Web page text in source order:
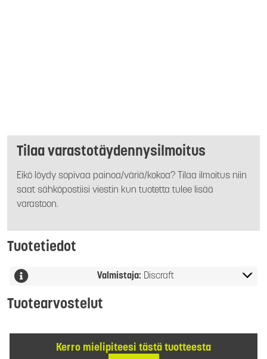
Tilaa varastotäydennysilmoitus
Eikö löydy sopivaa painoa/väriä/kokoa? Tilaa ilmoitus niin
saat sähköpostiisi viestin kun tuotetta tulee lisää
varastoon.
Tuotetiedot
Valmistaja: Discraft
Tuotearvostelut
Kerro mielipiteesi tästä tuotteesta